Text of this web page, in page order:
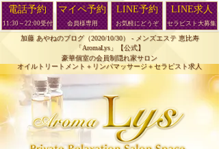
加藤 あやねのブログ（2020/10/30） - メンズエステ 恵比寿
「AromaLys」【公式】
豪華個室の会員制隠れ家サロン
オイルトリートメント＋リンパマッサージ＋セラピスト求人
電話予約
11:30～22:00受付
マイペ予約
会員様専用
LINE予約
お気軽にどうぞ
LINE求人
セラピスト大募集